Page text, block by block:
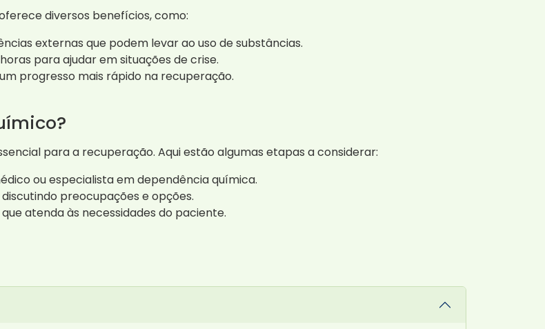
diversos benefícios, como:
externas que podem levar ao uso de substâncias.
para ajudar em situações de crise.
progresso mais rápido na recuperação.
para a recuperação. Aqui estão algumas etapas a considerar:
ou especialista em dependência química.
preocupações e opções.
atenda às necessidades do paciente.